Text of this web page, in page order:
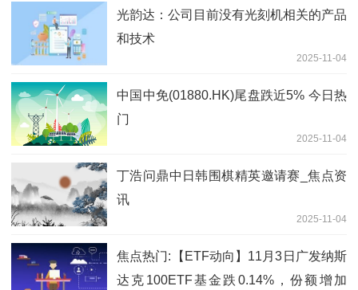
光韵达：公司目前没有光刻机相关的产品
和技术
2025-11-04
中国中免(01880.HK)尾盘跌近5% 今日热
门
2025-11-04
丁浩问鼎中日韩围棋精英邀请赛_焦点资
讯
2025-11-04
焦点热门:【ETF动向】11月3日广发纳斯
达克100ETF基金跌0.14%，份额增加